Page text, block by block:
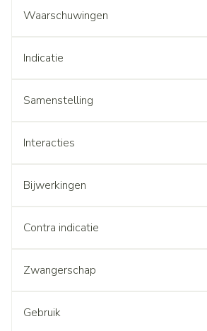
Waarschuwingen
Indicatie
Samenstelling
Interacties
Bijwerkingen
Contra indicatie
Zwangerschap
Gebruik